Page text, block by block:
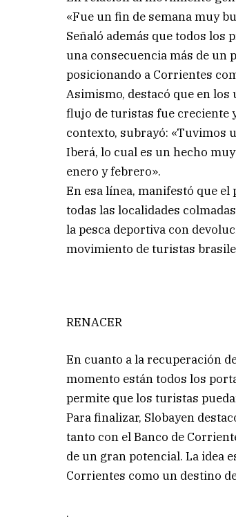
«Fue un fin de semana muy
Señaló además que todos
una consecuencia más de un
posicionando a Corrientes
Asimismo, destacó que en los
flujo de turistas fue creciente
contexto, subrayó: «Tuvimos
Iberá, lo cual es un hecho
enero y febrero».
En esa línea, manifestó que
todas las localidades
la pesca deportiva con
movimiento de turistas
RENACER
En cuanto a la recuperación
momento están todos los
permite que los turistas
Para finalizar, Slobayen
tanto con el Banco de
de un gran potencial. La idea
Corrientes como un destino
.